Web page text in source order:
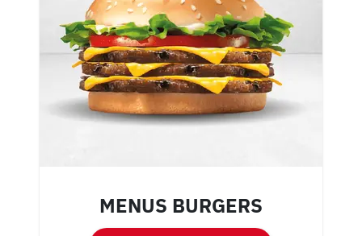
MENUS BURGERS